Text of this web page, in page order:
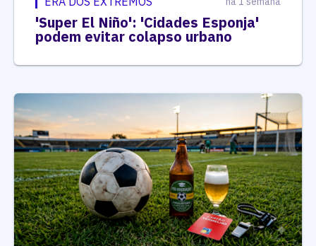
'Super El Niño': 'Cidades Esponja'
podem evitar colapso urbano